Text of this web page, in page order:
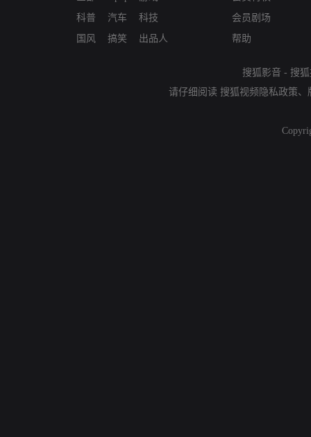
科普
国风
汽车
搞笑
科技
出品人
会员剧场
帮助
搜狐影音 - 搜
请仔细阅读 搜狐视频隐私政策、